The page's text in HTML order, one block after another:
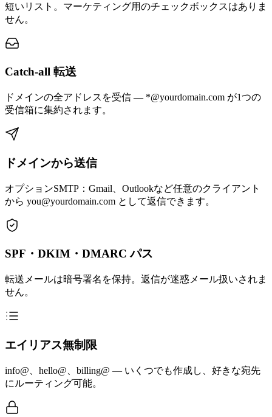
短いリスト。マーケティング用のチェックボックスはありま
せん。
Catch-all 転送
ドメインの全アドレスを受信 — *@yourdomain.com が1つの
受信箱に集約されます。
ドメインから送信
オプションSMTP：Gmail、Outlookなど任意のクライアント
から you@yourdomain.com として返信できます。
SPF・DKIM・DMARC パス
転送メールは暗号署名を保持。返信が迷惑メール扱いされま
せん。
エイリアス無制限
info@、hello@、billing@ — いくつでも作成し、好きな宛先
にルーティング可能。